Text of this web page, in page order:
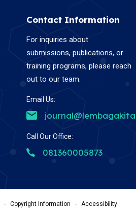
Contact Information
For inquiries about
submissions, publications, or
training programs, please reach
out to our team.
Email Us:
Call Our Office:
081360005873
- Copyright Information -
Accessibility